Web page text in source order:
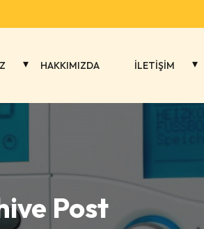
HAKKIMIZDA İLETİŞİM
Post